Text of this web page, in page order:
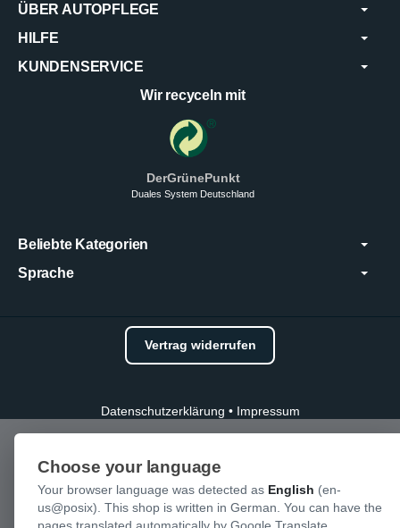
ÜBER AUTOPFLEGE
HILFE
KUNDENSERVICE
Wir recyceln mit
DerGrünePunkt
Duales System Deutschland
Beliebte Kategorien
Sprache
Vertrag widerrufen
Datenschutzerklärung • Impressum
Choose your language
Your browser language was detected as English (en-
us@posix). This shop is written in German. You can have the